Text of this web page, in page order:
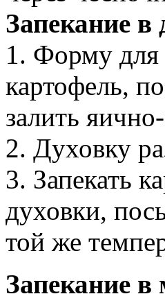
Запекание в
1. Форму для
картофель,
залить
2. Духовку
3. Запекать
духовки,
той же
Запекание в